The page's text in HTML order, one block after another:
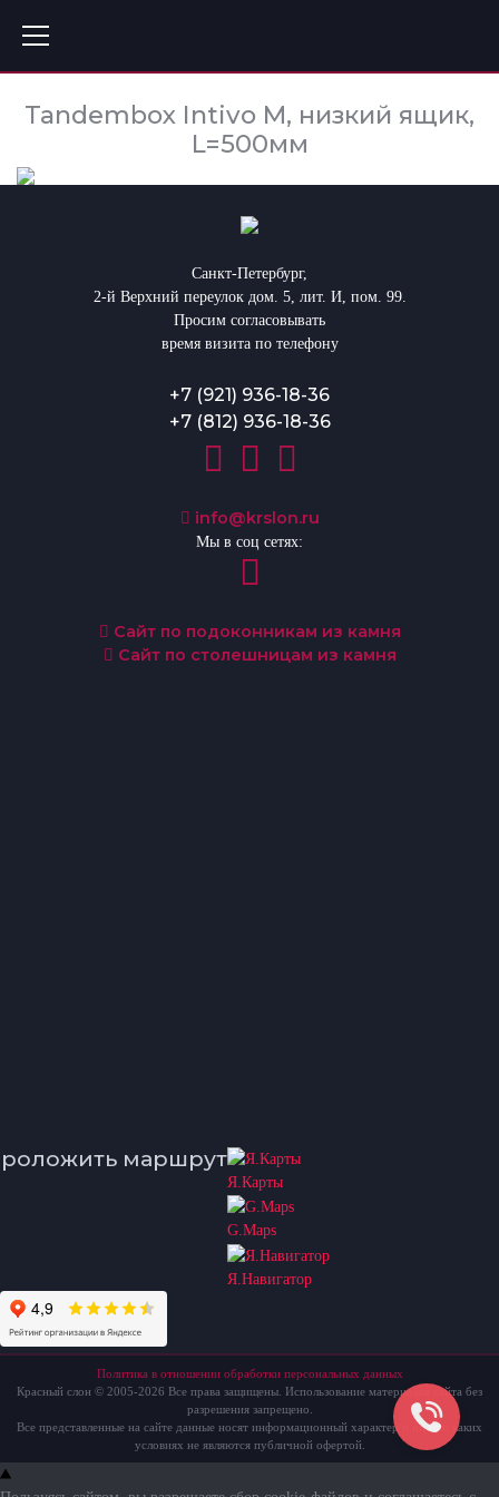
Tandembox Intivo М, низкий ящик,
L=500мм
Санкт-Петербург,
2-й Верхний переулок дом. 5, лит. И, пом. 99.
Просим согласовывать
время визита по телефону
+7 (921) 936-18-36
+7 (812) 936-18-36
info@krslon.ru
Мы в соц сетях:
Сайт по подоконникам из камня
Сайт по столешницам из камня
маршрут
Я.Карты
G.Maps
Я.Навигатор
Политика в отношении обработки персональных данных
Красный слон © 2005-2026 Все права защищены. Использование материалов сайта без
разрешения запрещено.
Все представленные на сайте данные носят информационный характер и ни при каких
условиях не являются публичной офертой.